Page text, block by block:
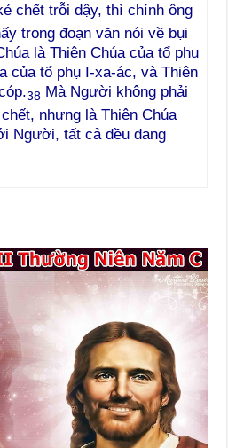
chết trỗi dậy, thì chính ông
trong đoạn văn nói về bụi
là Thiên Chúa của tổ phụ
của tổ phụ I-xa-ác, và Thiên
38 Mà Người không phải
nhưng là Thiên Chúa
Người, tất cả đều đang